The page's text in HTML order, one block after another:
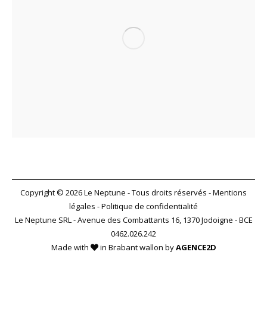
Copyright © 2026 Le Neptune - Tous droits réservés -Mentions
légales -Politique de confidentialité
Le Neptune SRL - Avenue des Combattants 16, 1370 Jodoigne - BCE
0462.026.242
Made with
in Brabant wallon byAGENCE2D